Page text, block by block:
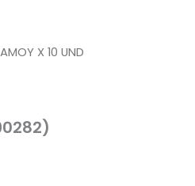
X 10 UND